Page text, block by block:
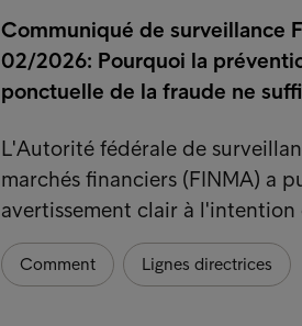
Communiqué de surveillance
02/2026: Pourquoi la
ponctuelle de la fraude ne
L'Autorité fédérale de
marchés financiers (FINMA) a
avertissement clair à l'intention
Comment Lignes directrices